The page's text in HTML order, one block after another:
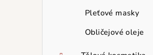
Pleťové masky
Obličejové oleje